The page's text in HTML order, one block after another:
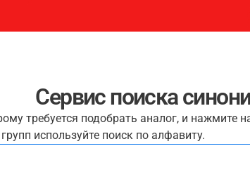
Сервис поиска
требуется подобрать аналог, и нажмите
используйте поиск по алфавиту.